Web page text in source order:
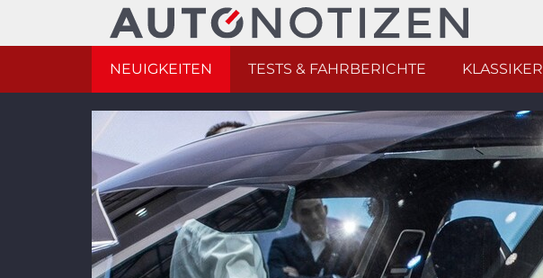
NEUIGKEITEN TESTS & FAHRBERICHTE KLASSIKER